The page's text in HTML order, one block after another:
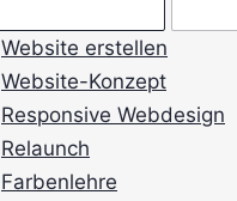
Website erstellen
Website-Konzept
Responsive Webdesign
Relaunch
Farbenlehre